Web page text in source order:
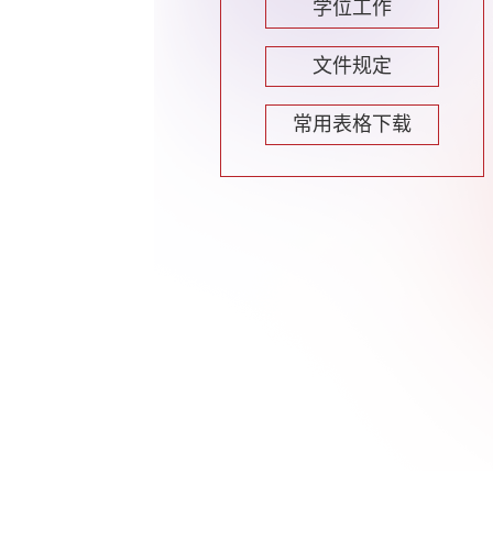
学位工作
文件规定
常用表格下载